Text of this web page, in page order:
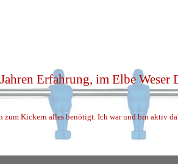
Erfahrung, im Elbe Weser
Kickern alles benötigt. Ich war und bin aktiv